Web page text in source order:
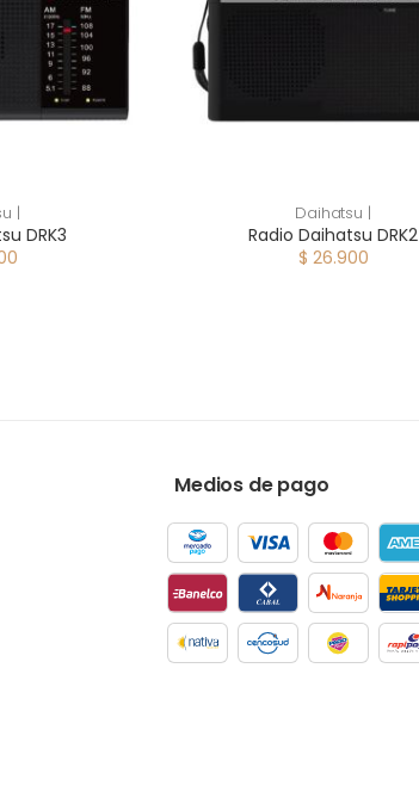
|
DRK3
Daihatsu |
Radio Daihatsu DRK2
$ 26.900
Medios de pago